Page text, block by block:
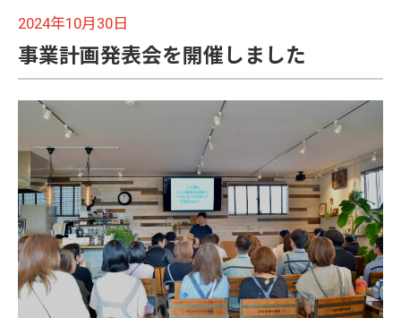
2024年10月30日
事業計画発表会を開催しました